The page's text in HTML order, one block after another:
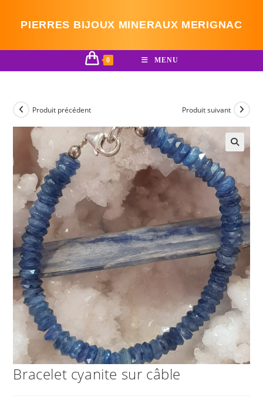
PIERRES BIJOUX MINERAUX MERIGNAC
0 MENU
Produit précédent Produit suivant
Bracelet cyanite sur câble